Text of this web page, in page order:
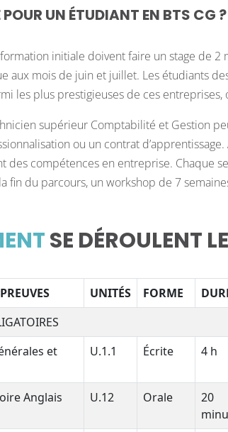
POUR UN ÉTUDIANT EN BTS CG ?
initiale doivent faire un stage de
aux mois de juin et juillet. Les étudiants
les plus prestigieuses de ces entreprises,
supérieur Comptabilité et Gestion
ou un contrat
des compétences en entreprise. Chaque
fin du parcours, un workshop de 7
SE DÉROULENT
UNITÉS FORME
et
U.1.1 Écrite 4 h
Anglais U.12 Orale
20